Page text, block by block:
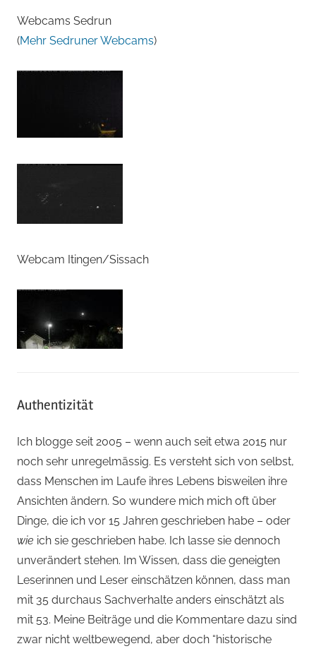
Webcams Sedrun
(Mehr Sedruner Webcams)
Webcam Itingen/Sissach
Authentizität
Ich blogge seit 2005 – wenn auch seit etwa 2015 nur
noch sehr unregelmässig. Es versteht sich von selbst,
dass Menschen im Laufe ihres Lebens bisweilen ihre
Ansichten ändern. So wundere mich mich oft über
Dinge, die ich vor 15 Jahren geschrieben habe – oder
wie ich sie geschrieben habe. Ich lasse sie dennoch
unverändert stehen. Im Wissen, dass die geneigten
Leserinnen und Leser einschätzen können, dass man
mit 35 durchaus Sachverhalte anders einschätzt als
mit 53. Meine Beiträge und die Kommentare dazu sind
zwar nicht weltbewegend, aber doch “historische